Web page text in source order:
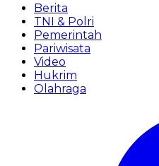
Berita
TNI & Polri
Pemerintah
Pariwisata
Video
Hukrim
Olahraga